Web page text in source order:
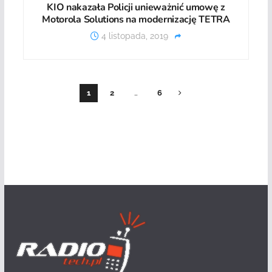
KIO nakazała Policji unieważnić umowę z
Motorola Solutions na modernizację TETRA
4 listopada, 2019
1 2 … 6